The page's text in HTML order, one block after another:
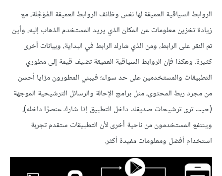
الروابط السياقية العميقة لها نفس وظائف الروابط العميقة المُؤجَّلة، مع
زيادة تخزين معلومات عن المكان الذي يريد المستخدم الذهاب إليه، وأين
تم النقر على الرابط، ومن الذي شارك الرابط في البداية، وبيانات أخرى
كثيرة. وهكذا فإن الروابط السياقية العميقة تضيف قيمة إلى مطوري
التطبيقات والمستخدمين على حد سواء؛ فيبني المطورون مزايا أحسن
من مجرد ربط المحتوى، مثل برامج الإحالة والرسائل الترشيحية الموجهة
(حيث ترى ترشيحات صديقك داخل التطبيق إذا شارك عنصرًا داخله)،
وينتفع المستخدمون من ناحية أخرى لأن التطبيقات ستقدم تجربة
استخدام أفضل ومعلومات مفيدة أكثر.